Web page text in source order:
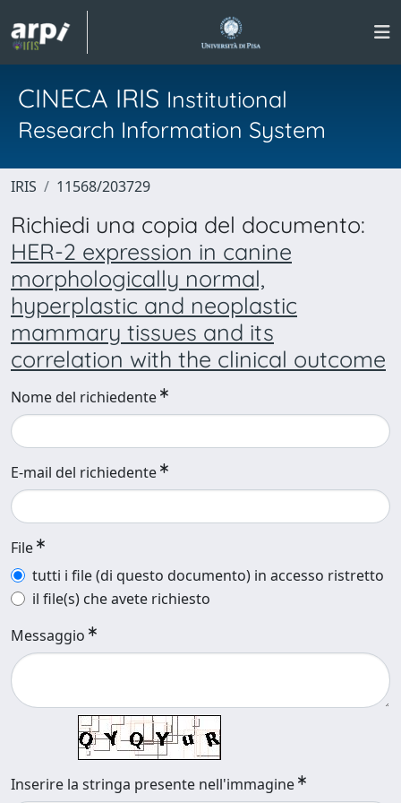
CINECA IRIS Institutional
Research Information System
IRIS 11568/203729
Richiedi una copia del documento:
HER-2 expression in canine
morphologically normal,
hyperplastic and neoplastic
mammary tissues and its
correlation with the clinical outcome
Nome del richiedente
E-mail del richiedente
File
tutti i file (di questo documento) in accesso ristretto
il file(s) che avete richiesto
Messaggio
Inserire la stringa presente nell'immagine